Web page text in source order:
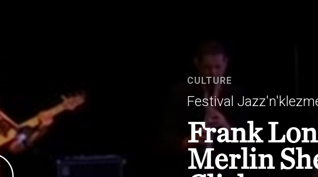
CULTURE
Festival
Frank
Merlin